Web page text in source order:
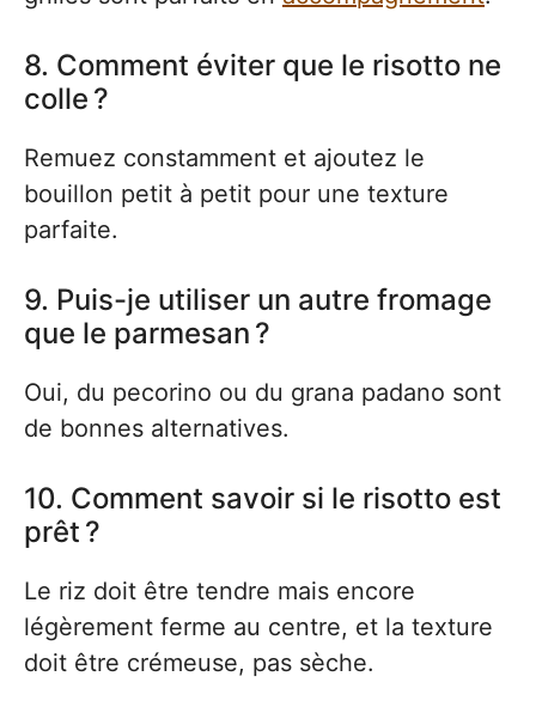
8. Comment éviter que le risotto ne
colle ?
Remuez constamment et ajoutez le
bouillon petit à petit pour une texture
parfaite.
9. Puis-je utiliser un autre fromage
que le parmesan ?
Oui, du pecorino ou du grana padano sont
de bonnes alternatives.
10. Comment savoir si le risotto est
prêt ?
Le riz doit être tendre mais encore
légèrement ferme au centre, et la texture
doit être crémeuse, pas sèche.